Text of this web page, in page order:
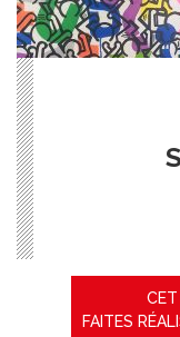
FAITES